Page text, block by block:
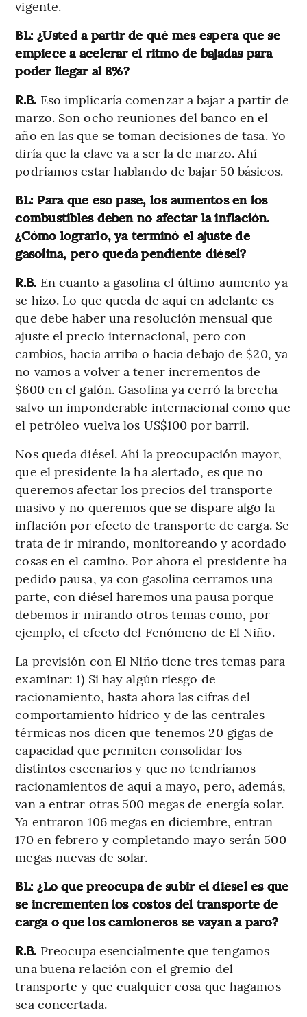
vigente.
BL: ¿Usted a partir de qué mes espera que se
empiece a acelerar el ritmo de bajadas para
poder llegar al 8%?
R.B. Eso implicaría comenzar a bajar a partir de
marzo. Son ocho reuniones del banco en el
año en las que se toman decisiones de tasa. Yo
diría que la clave va a ser la de marzo. Ahí
podríamos estar hablando de bajar 50 básicos.
BL: Para que eso pase, los aumentos en los
combustibles deben no afectar la inflación.
¿Cómo lograrlo, ya terminó el ajuste de
gasolina, pero queda pendiente diésel?
R.B. En cuanto a gasolina el último aumento ya
se hizo. Lo que queda de aquí en adelante es
que debe haber una resolución mensual que
ajuste el precio internacional, pero con
cambios, hacia arriba o hacia debajo de $20, ya
no vamos a volver a tener incrementos de
$600 en el galón. Gasolina ya cerró la brecha
salvo un imponderable internacional como que
el petróleo vuelva los US$100 por barril.
Nos queda diésel. Ahí la preocupación mayor,
que el presidente la ha alertado, es que no
queremos afectar los precios del transporte
masivo y no queremos que se dispare algo la
inflación por efecto de transporte de carga. Se
trata de ir mirando, monitoreando y acordado
cosas en el camino. Por ahora el presidente ha
pedido pausa, ya con gasolina cerramos una
parte, con diésel haremos una pausa porque
debemos ir mirando otros temas como, por
ejemplo, el efecto del Fenómeno de El Niño.
La previsión con El Niño tiene tres temas para
examinar: 1) Si hay algún riesgo de
racionamiento, hasta ahora las cifras del
comportamiento hídrico y de las centrales
térmicas nos dicen que tenemos 20 gigas de
capacidad que permiten consolidar los
distintos escenarios y que no tendríamos
racionamientos de aquí a mayo, pero, además,
van a entrar otras 500 megas de energía solar.
Ya entraron 106 megas en diciembre, entran
170 en febrero y completando mayo serán 500
megas nuevas de solar.
BL: ¿Lo que preocupa de subir el diésel es que
se incrementen los costos del transporte de
carga o que los camioneros se vayan a paro?
R.B. Preocupa esencialmente que tengamos
una buena relación con el gremio del
transporte y que cualquier cosa que hagamos
sea concertada.